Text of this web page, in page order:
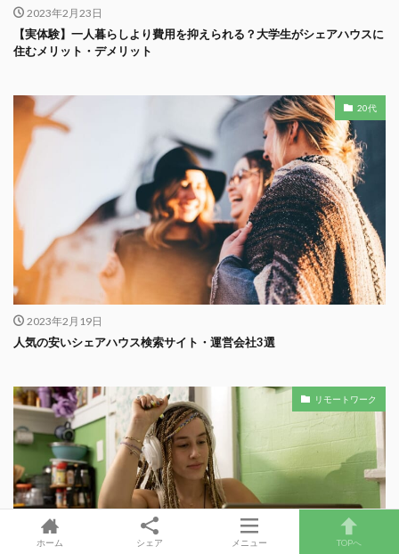
2023年2月23日
【実体験】一人暮らしより費用を抑えられる？大学生がシェアハウスに
住むメリット・デメリット
20代
2023年2月19日
人気の安いシェアハウス検索サイト・運営会社3選
リモートワーク
ホーム シェア メニュー TOPへ